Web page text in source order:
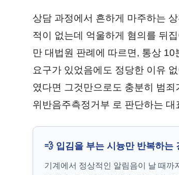
상담 과정에서 흔하게 마주하는
적이 없는데 억울하게 혐의를 뒤
만 대법원 판례에 따르면, 통상
요구가 있었음에도 정당한 이유
였다면 그것만으로도 충분히 범
위반음주측정거부 로 판단하는
💨 입김을 부는 시늉만 반복하는
기계에서 정상적인 알림음이 날 때까